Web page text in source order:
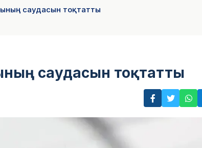
саудасын тоқтатты
саудасын тоқтатты